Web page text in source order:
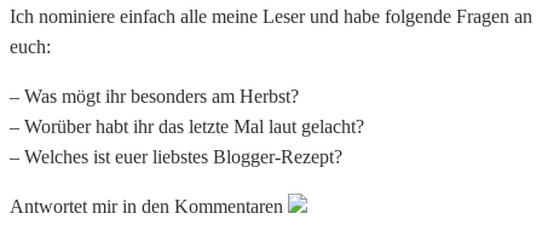
Ich nominiere einfach alle meine Leser und habe folgende Fragen an
euch:
– Was mögt ihr besonders am Herbst?
– Worüber habt ihr das letzte Mal laut gelacht?
– Welches ist euer liebstes Blogger-Rezept?
Antwortet mir in den Kommentaren